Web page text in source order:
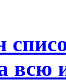
всю